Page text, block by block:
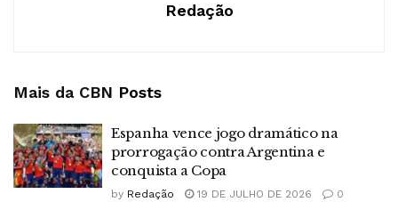
Redação
Mais da CBN Posts
Espanha vence jogo dramático na
prorrogação contra Argentina e
conquista a Copa
by Redação 19 DE JULHO DE 2026 0